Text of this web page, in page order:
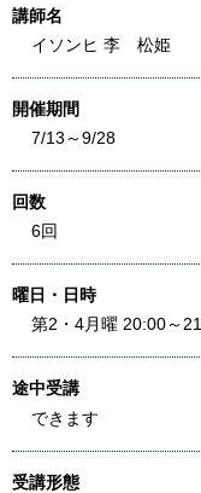
講師名
イソンヒ 李 松姫
開催期間
7/13～9/28
回数
6回
曜日・日時
第2・4月曜 20:00～
途中受講
できます
受講形態